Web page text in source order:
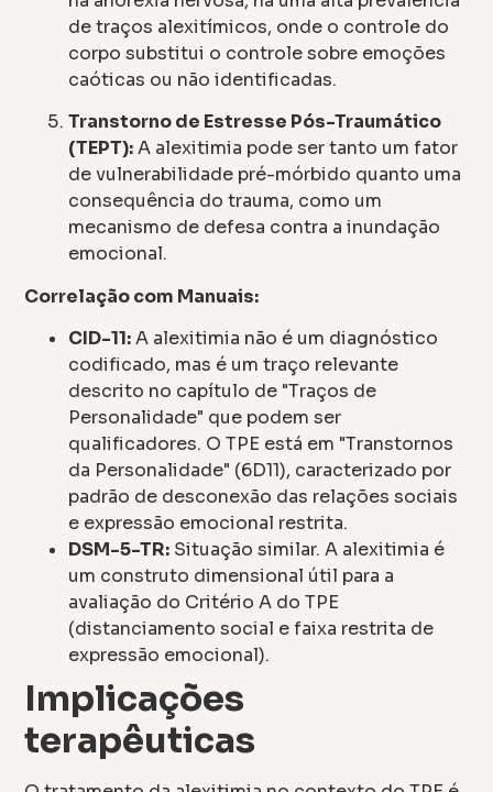
de traços alexitímicos, onde o controle do
corpo substitui o controle sobre emoções
caóticas ou não identificadas.
Transtorno de Estresse Pós-Traumático
(TEPT):A alexitimia pode ser tanto um fator
de vulnerabilidade pré-mórbido quanto uma
consequência do trauma, como um
mecanismo de defesa contra a inundação
emocional.
Correlação com Manuais:
CID-11:A alexitimia não é um diagnóstico
codificado, mas é um traço relevante
descrito no capítulo de "Traços de
Personalidade" que podem ser
qualificadores. O TPE está em "Transtornos
da Personalidade" (6D11), caracterizado por
padrão de desconexão das relações sociais
e expressão emocional restrita.
DSM-5-TR: Situação similar. A alexitimia é
um construto dimensional útil para a
avaliação do Critério A do TPE
(distanciamento social e faixa restrita de
expressão emocional).
Implicações
terapêuticas